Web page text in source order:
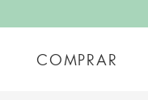
COMPRAR